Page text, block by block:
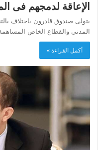
الإعاقة لدمجهم فى
يتولى صندوق قادرون باختلاف
المدني والقطاع الخاص
أكمل القراءة »